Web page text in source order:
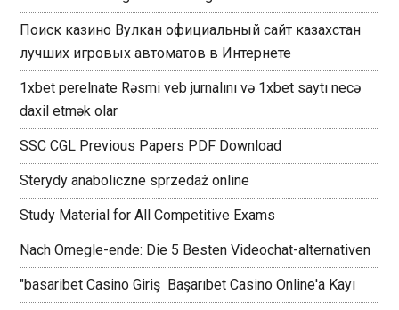
Поиск казино Вулкан официальный сайт казахстан
лучших игровых автоматов в Интернете
1xbet perelnate Rəsmi veb jurnalını və 1xbet saytı necə
daxil etmək olar
SSC CGL Previous Papers PDF Download
Sterydy anaboliczne sprzedaż online
Study Material for All Competitive Exams
Nach Omegle-ende: Die 5 Besten Videochat-alternativen
"basaribet Casino Giriş ️ Başarıbet Casino Online'a Kayı